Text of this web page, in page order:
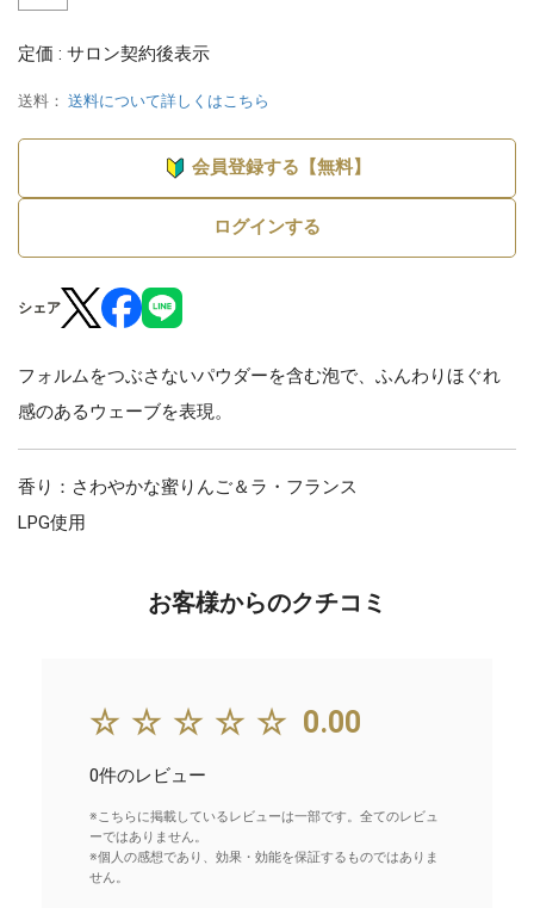
定価 : サロン契約後表示
送料： 送料について詳しくはこちら
会員登録する【無料】
ログインする
シェア
フォルムをつぶさないパウダーを含む泡で、ふんわりほぐれ
感のあるウェーブを表現。
香り：さわやかな蜜りんご＆ラ・フランス
LPG使用
お客様からのクチコミ
☆☆☆☆☆ 0.00
0件のレビュー
※こちらに掲載しているレビューは一部です。全てのレビュ
ーではありません。
※個人の感想であり、効果・効能を保証するものではありま
せん。